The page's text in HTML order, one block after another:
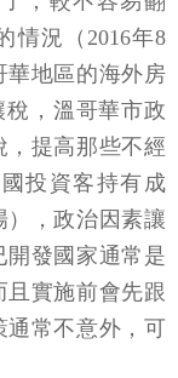
情況（2016年8
華地區的海外房
，溫哥華市政
，提高那些不經
投資客持有成
，政治因素讓
開發國家通常是
實施前會先跟
通常不意外，可